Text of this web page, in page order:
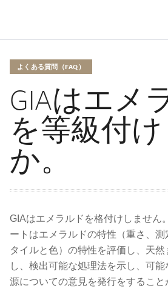
よくある質問（FAQ）
GIAはエメ
を等級付
か。
GIAはエメラルドを格付けしません
ートはエメラルドの特性（重さ、測
タイルと色）の特性を評価し、天
し、検出可能な処理法を示し、可
源についての意見を発行をすること